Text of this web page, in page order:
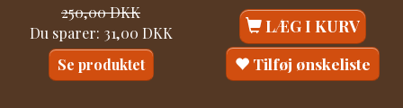
250,00 DKK
Du sparer: 31,00 DKK
Se produktet
LÆG I KURV
Tilføj ønskeliste